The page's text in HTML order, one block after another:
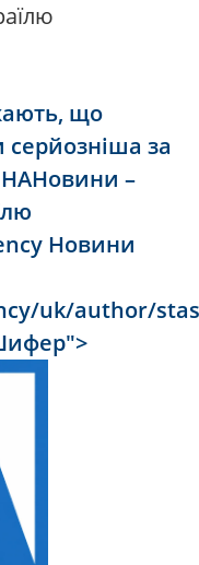
що
серйозніша за
НАНовини –
Новини
uk/author/